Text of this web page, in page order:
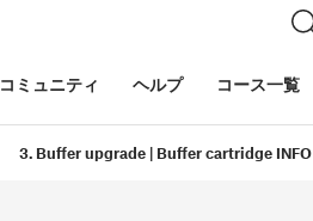
コミュニティ ヘルプ コース一覧
3. Buffer upgrade | Buffer cartridge INFO